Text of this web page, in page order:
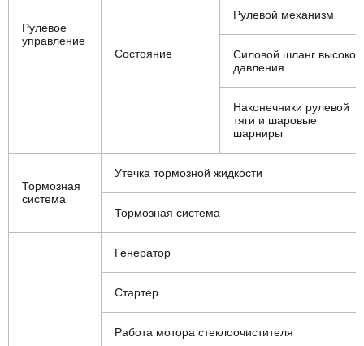
Рулевое
управление
Состояние
Рулевой механизм
Силовой шланг
давления
Наконечники рулевой
тяги и шаровые
шарниры
Тормозная
система
Утечка тормозной жидкости
Тормозная система
Генератор
Стартер
Работа мотора стеклоочистителя